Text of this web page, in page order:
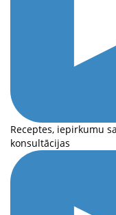
Receptes, iepirkumu
konsultācijas